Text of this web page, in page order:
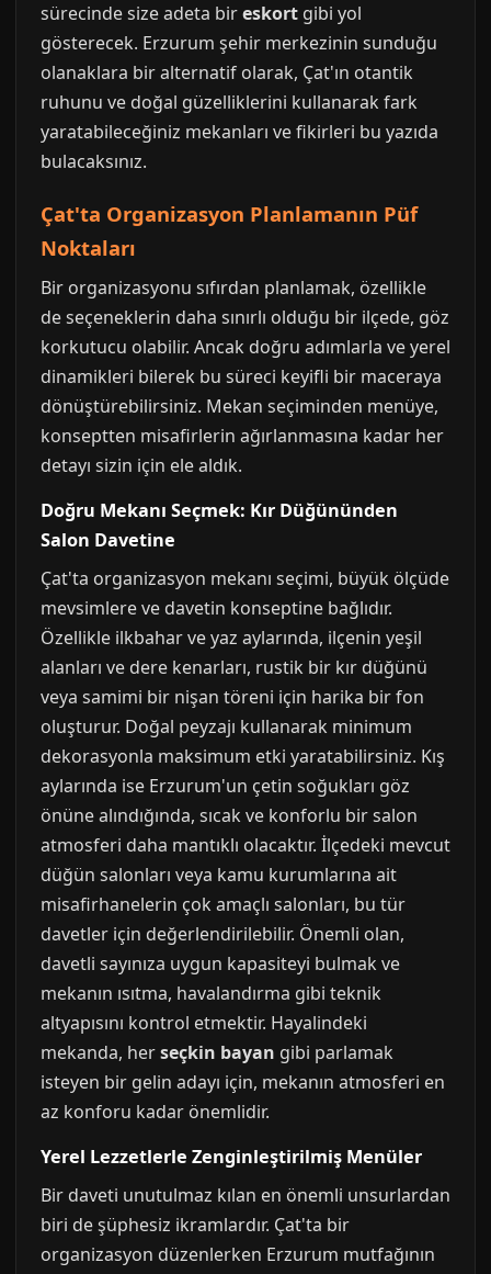
sürecinde size adeta bireskort gibi yol
gösterecek. Erzurum şehir merkezinin sunduğu
olanaklara bir alternatif olarak, Çat'ın otantik
ruhunu ve doğal güzelliklerini kullanarak fark
yaratabileceğiniz mekanları ve fikirleri bu yazıda
bulacaksınız.
Çat'ta Organizasyon Planlamanın Püf
Noktaları
Bir organizasyonu sıfırdan planlamak, özellikle
de seçeneklerin daha sınırlı olduğu bir ilçede, göz
korkutucu olabilir. Ancak doğru adımlarla ve yerel
dinamikleri bilerek bu süreci keyifli bir maceraya
dönüştürebilirsiniz. Mekan seçiminden menüye,
konseptten misafirlerin ağırlanmasına kadar her
detayı sizin için ele aldık.
Doğru Mekanı Seçmek: Kır Düğününden
Salon Davetine
Çat'ta organizasyon mekanı seçimi, büyük ölçüde
mevsimlere ve davetin konseptine bağlıdır.
Özellikle ilkbahar ve yaz aylarında, ilçenin yeşil
alanları ve dere kenarları, rustik bir kır düğünü
veya samimi bir nişan töreni için harika bir fon
oluşturur. Doğal peyzajı kullanarak minimum
dekorasyonla maksimum etki yaratabilirsiniz. Kış
aylarında ise Erzurum'un çetin soğukları göz
önüne alındığında, sıcak ve konforlu bir salon
atmosferi daha mantıklı olacaktır. İlçedeki mevcut
düğün salonları veya kamu kurumlarına ait
misafirhanelerin çok amaçlı salonları, bu tür
davetler için değerlendirilebilir. Önemli olan,
davetli sayınıza uygun kapasiteyi bulmak ve
mekanın ısıtma, havalandırma gibi teknik
altyapısını kontrol etmektir. Hayalindeki
mekanda, herseçkin bayan gibi parlamak
isteyen bir gelin adayı için, mekanın atmosferi en
az konforu kadar önemlidir.
Yerel Lezzetlerle Zenginleştirilmiş Menüler
Bir daveti unutulmaz kılan en önemli unsurlardan
biri de şüphesiz ikramlardır. Çat'ta bir
organizasyon düzenlerken Erzurum mutfağının